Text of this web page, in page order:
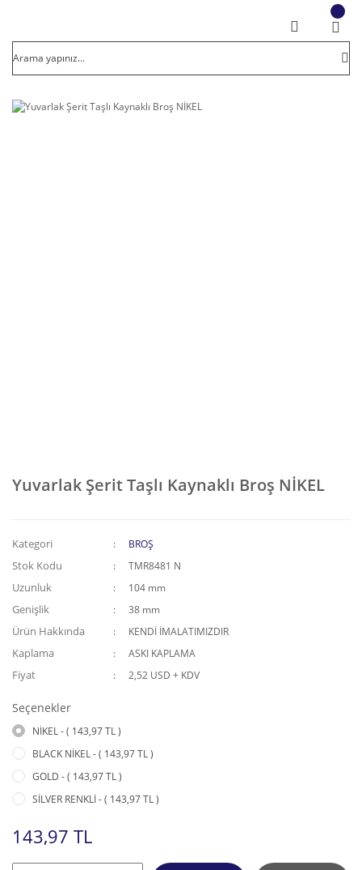
Yuvarlak Şerit Taşlı Kaynaklı Broş NİKEL
Kategori BROŞ
Stok Kodu TMR8481 N
Uzunluk 104 mm
Genişlik 38 mm
Ürün Hakkında KENDİ İMALATIMIZDIR
Kaplama ASKI KAPLAMA
Fiyat 2,52 USD + KDV
Seçenekler
NİKEL - ( 143,97 TL )
BLACK NİKEL - ( 143,97 TL )
GOLD - ( 143,97 TL )
SİLVER RENKLİ - ( 143,97 TL )
143,97 TL